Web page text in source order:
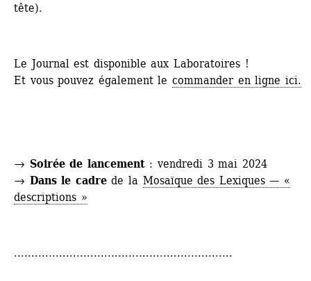
tête).
Le Journal est disponible aux Laboratoires !
Et vous pouvez également le commander en ligne ici.
→ Soirée de lancement: vendredi 3 mai 2024
→ Dans le cadrede la Mosaïque des Lexiques — «
descriptions »
...............................................................